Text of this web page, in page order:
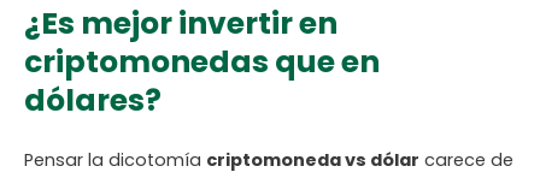
¿Es mejor invertir en
criptomonedas que en
dólares?
Pensar la dicotomía criptomoneda vs dólar carece de